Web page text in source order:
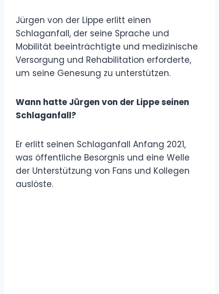
Jürgen von der Lippe erlitt einen
Schlaganfall, der seine Sprache und
Mobilität beeinträchtigte und medizinische
Versorgung und Rehabilitation erforderte,
um seine Genesung zu unterstützen.
Wann hatte Jürgen von der Lippe seinen
Schlaganfall?
Er erlitt seinen Schlaganfall Anfang 2021,
was öffentliche Besorgnis und eine Welle
der Unterstützung von Fans und Kollegen
auslöste.